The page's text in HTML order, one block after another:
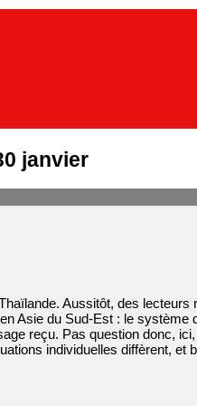
janvier
Aussitôt, des lecteurs
Asie du Sud-Est : le système
reçu. Pas question donc,
individuelles diffèrent, et